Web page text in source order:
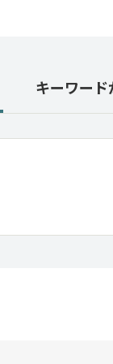
キーワード